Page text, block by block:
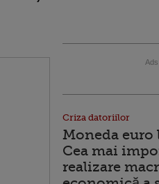
Criza datoriilor
Moneda euro
Cea mai
realizare